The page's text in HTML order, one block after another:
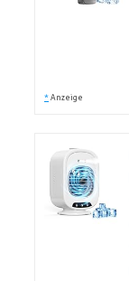
* Anzeige